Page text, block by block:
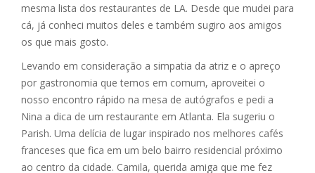
mesma lista dos restaurantes de LA. Desde que mudei para
cá, já conheci muitos deles e também sugiro aos amigos
os que mais gosto.
Levando em consideração a simpatia da atriz e o apreço
por gastronomia que temos em comum, aproveitei o
nosso encontro rápido na mesa de autógrafos e pedi a
Nina a dica de um restaurante em Atlanta. Ela sugeriu o
Parish. Uma delícia de lugar inspirado nos melhores cafés
franceses que fica em um belo bairro residencial próximo
ao centro da cidade. Camila, querida amiga que me fez